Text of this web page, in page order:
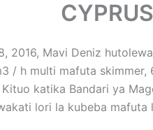
2016, Mavi Deniz
/ h multi mafuta skimmer,
Kituo katika Bandari ya
lori la kubeba